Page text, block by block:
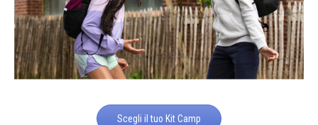
Scegli il tuo Kit Camp